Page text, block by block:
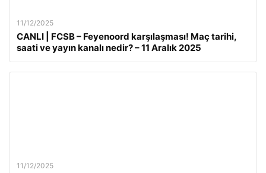
11/12/2025
CANLI | FCSB – Feyenoord karşılaşması! Maç tarihi,
saati ve yayın kanalı nedir? – 11 Aralık 2025
11/12/2025